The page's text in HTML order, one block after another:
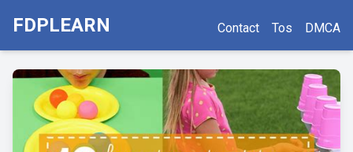
FDPLEARN Contact Tos DMCA